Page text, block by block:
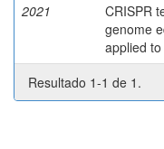
2021
CRISPR
genome
applied
Resultado 1-1 de 1.